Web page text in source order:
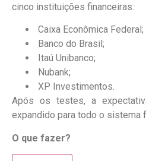
cinco instituições financeiras:
Caixa Econômica Federal;
Banco do Brasil;
Itaú Unibanco;
Nubank;
XP Investimentos.
Após os testes, a
expandido para todo o sistema
O que fazer?